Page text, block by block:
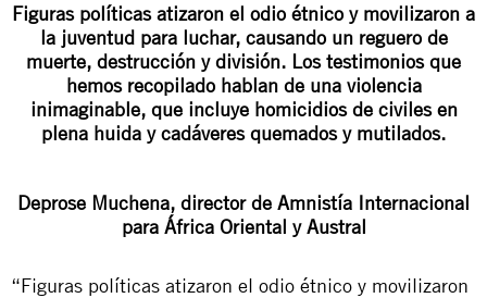
Figuras políticas atizaron el odio étnico y movilizaron a
la juventud para luchar, causando un reguero de
muerte, destrucción y división. Los testimonios que
hemos recopilado hablan de una violencia
inimaginable, que incluye homicidios de civiles en
plena huida y cadáveres quemados y mutilados.
Deprose Muchena, director de Amnistía Internacional
para África Oriental y Austral
“Figuras políticas atizaron el odio étnico y movilizaron